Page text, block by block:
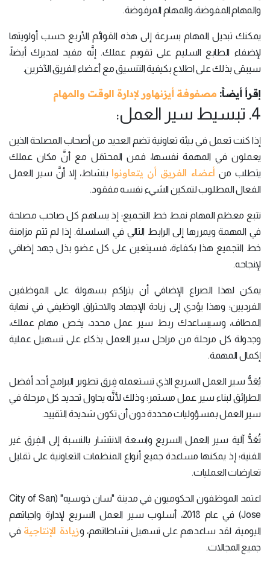
والمهام المفوضة، والمهام المرفوضة.
يمكنك تبديل المهام بسرعة إلى هذه القوائم الأربع حسب أولويتها
لإضفاء الطابع السليم على تقويم عملك. إنَّه مفيد لمديرك أيضاً،
سيبقى بذلك على اطلاع بكيفية التنسيق مع أعضاء الفريق الآخرين.
إقرأ أيضاً: مصفوفة أيزنهاور لإدارة الوقت والمهام
4. تبسيط سير العمل:
إذا كنت تعمل في بيئة تعاونية تضم العديد من أصحاب المصلحة الذين
يعملون في المهمة نفسها، فمن المحتمَل مع أنَّ مكان عملك
يتطلب من أعضاء الفريق أن يتعاونوا بنشاط، إلا أنَّ سير العمل
الفعال المطلوب لتمكين الشيء نفسه مفقود.
تتبع معظم المهام نمط خط التجميع؛ إذ يساهم كل صاحب مصلحة
في المهمة ويمررها إلى الرابط التالي في السلسلة. إذا لم تتم مزامنة
خط التجميع هذا بكفاءة، فسيتعين على كل عضو بذل جهد إضافي
لإنجاحه.
يمكن لهذا الصراع الإضافي أن يتراكم بسهولة على الموظفين
الفرديين؛ وهذا يؤدي إلى زيادة الإجهاد والاحتراق الوظيفي في نهاية
المطاف، وسيساعدك ربط سير عمل محدد، يخص مهام عملك،
وجدولة كل مرحلة من مراحل سير العمل بذكاء على تسهيل عملية
إكمال المهمة.
يُعَدُّ سير العمل السريع الذي تستعمله فِرق تطوير البرامج أحد أفضل
الطرائق لبناء سير عمل مستمر؛ وذلك لأنَّه يحاول تحديد كل مرحلة في
سير العمل بمسؤوليات محددة دون أن تكون شديدة التقييد.
تُعَدُّ آلية سير العمل السريع واسعة الانتشار بالنسبة إلى الفِرق غير
الفنية؛ إذ يمكنها مساعدة جميع أنواع المنظمات التعاونية على تقليل
تعارضات العمليات.
اعتمد الموظفون الحكوميون في مدينة "سان خوسيه" (City of San
Jose) في عام 2018، أسلوب سير العمل السريع لإدارة واجباتهم
اليومية، لقد ساعدهم على تسهيل نشاطاتهم، وزيادة الإنتاجية في
جميع المجالات.